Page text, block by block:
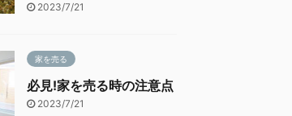
2023/7/21
家を売る
必見!家を売る時の注意点
2023/7/21